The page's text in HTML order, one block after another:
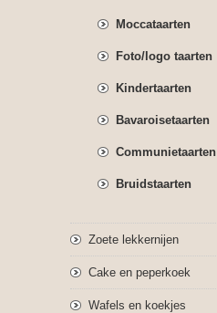
Moccataarten
Foto/logo taarten
Kindertaarten
Bavaroisetaarten
Communietaarten
Bruidstaarten
Zoete lekkernijen
Cake en peperkoek
Wafels en koekjes